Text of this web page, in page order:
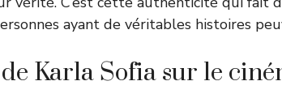
ayant de véritables histoires
Karla Sofia sur le